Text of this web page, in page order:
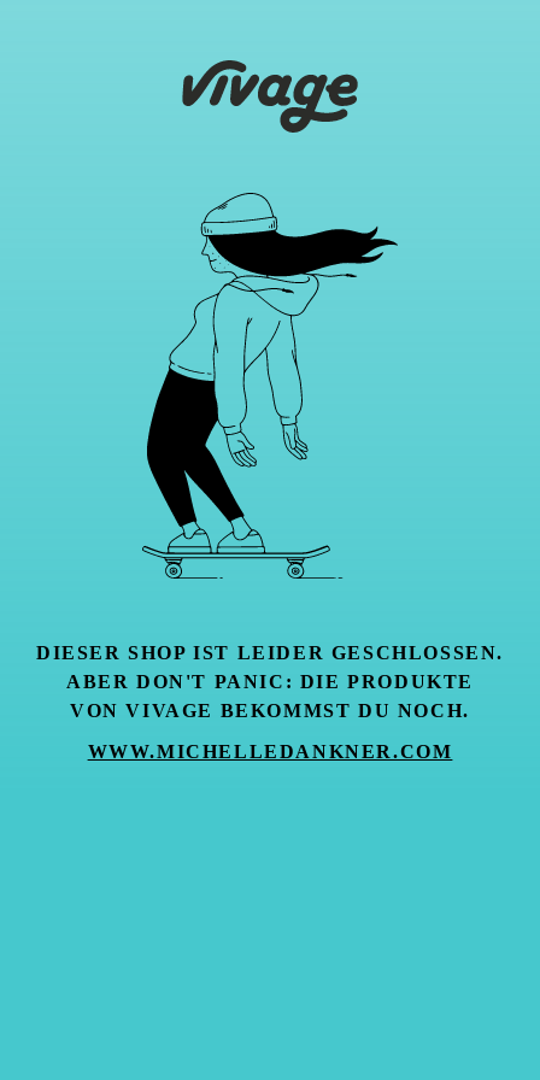
DIESER SHOP IST LEIDER GESCHLOSSEN.
ABER DON'T PANIC: DIE PRODUKTE
VON VIVAGE BEKOMMST DU NOCH.
WWW.MICHELLEDANKNER.COM